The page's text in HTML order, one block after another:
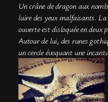
Un crâne de dragon aux
luire des yeux malfaisants.
ouverte est disloquée en deux
Autour de lui, des runes
un cercle évoquant une